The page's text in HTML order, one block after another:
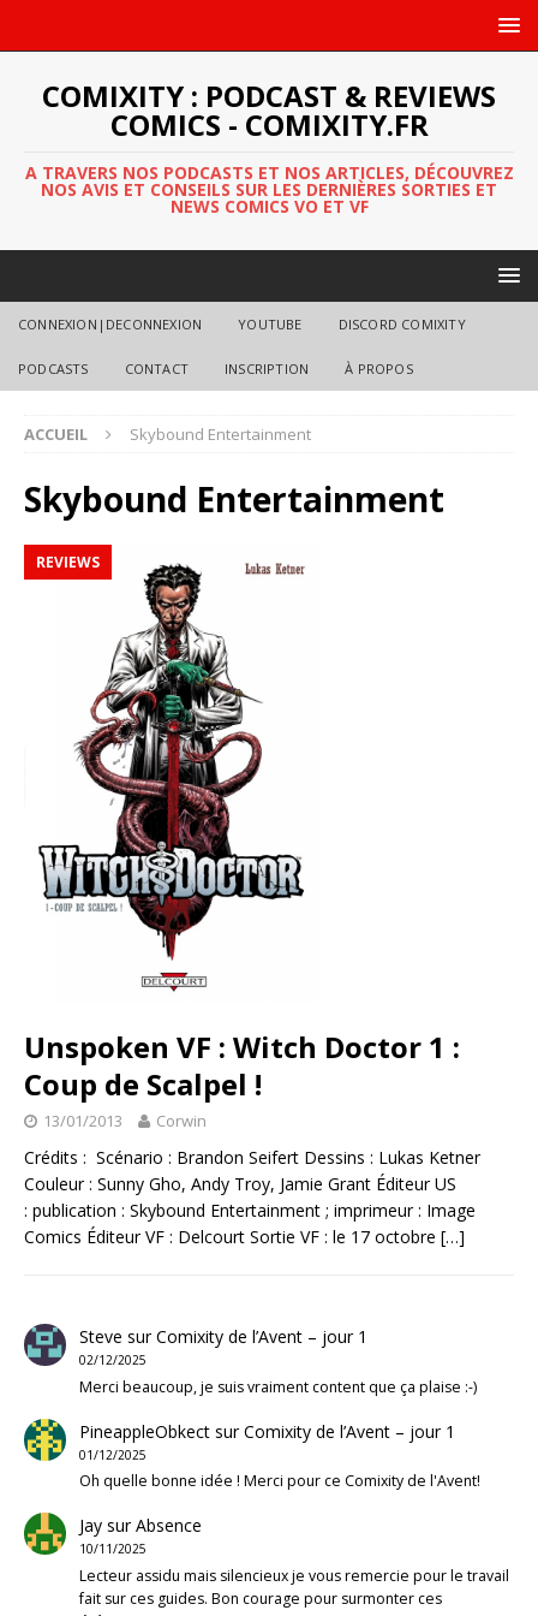
COMIXITY : PODCAST & REVIEWS
COMICS - COMIXITY.FR
A TRAVERS NOS PODCASTS ET NOS ARTICLES, DÉCOUVREZ
NOS AVIS ET CONSEILS SUR LES DERNIÈRES SORTIES ET
NEWS COMICS VO ET VF
CONNEXION|DECONNEXION YOUTUBE DISCORD COMIXITY
PODCASTS CONTACT INSCRIPTION À PROPOS
ACCUEIL Skybound Entertainment
Skybound Entertainment
REVIEWS
Unspoken VF : Witch Doctor 1 :
Coup de Scalpel !
13/01/2013 Corwin
Crédits : Scénario : Brandon Seifert Dessins : Lukas Ketner
Couleur : Sunny Gho, Andy Troy, Jamie Grant Éditeur US
: publication : Skybound Entertainment ; imprimeur : Image
Comics Éditeur VF : Delcourt Sortie VF : le 17 octobre […]
Steve surComixity de l’Avent – jour 1
02/12/2025
Merci beaucoup, je suis vraiment content que ça plaise :-)
PineappleObkectsurComixity de l’Avent – jour 1
01/12/2025
Oh quelle bonne idée ! Merci pour ce Comixity de l'Avent!
JaysurAbsence
10/11/2025
Lecteur assidu mais silencieux je vous remercie pour le travail
fait sur ces guides. Bon courage pour surmonter ces